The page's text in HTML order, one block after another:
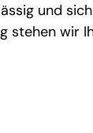
und
stehen wir